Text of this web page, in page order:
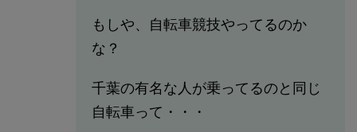
もしや、自転車競技やってるのか
な？
千葉の有名な人が乗ってるのと同じ
自転車って・・・